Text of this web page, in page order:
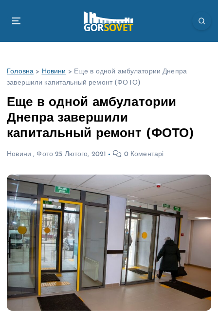
Головна > Новини > Еще в одной амбулатории Днепра
завершили капитальный ремонт (ФОТО)
Еще в одной амбулатории
Днепра завершили
капитальный ремонт (ФОТО)
Новини , Фото 25 Лютого, 2021 0 Коментарі